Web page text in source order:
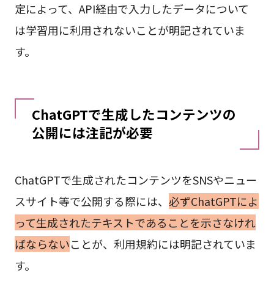
定によって、API経由で入力したデータについて
は学習用に利用されないことが明記されていま
す。
ChatGPTで生成したコンテンツの
公開には注記が必要
ChatGPTで生成されたコンテンツをSNSやニュー
スサイト等で公開する際には、 必ずChatGPTによ
って生成されたテキストであることを示さなけれ
ばならないことが、利用規約には明記されていま
す。